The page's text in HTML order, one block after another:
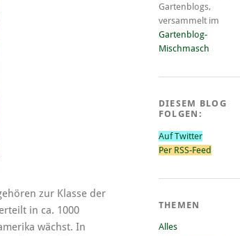
zur Klasse der
in ca. 1000
wächst. In
Gartenblogs,
versammelt im
Gartenblog-
Mischmasch
DIESEM BLOG
FOLGEN:
Auf Twitter
Per RSS-Feed
THEMEN
Alles